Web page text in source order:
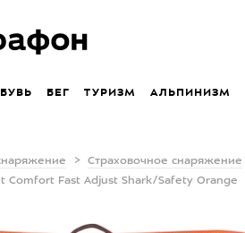
БЕГ ТУРИЗМ АЛЬПИНИЗМ
Страховочное снаряжение
Comfort Fast Adjust Shark/Safety Orange